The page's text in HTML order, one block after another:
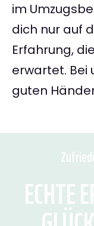
im
dich nur auf
Erfahrung,
erwartet. Bei
guten
ECHTE